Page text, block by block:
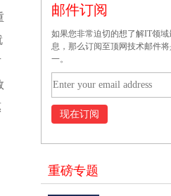
邮件订阅
如果您非常迫切的想了解IT领
息，那么订阅至顶网技术邮件
一。
重磅专题